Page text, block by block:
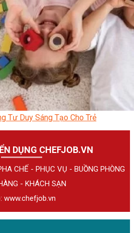
Tư Duy Sáng Tạo Cho Trẻ
DỤNG CHEFJOB.VN
CHẾ - PHỤC VỤ - BUỒNG PHÒNG
- KHÁCH SẠN
www.chefjob.vn